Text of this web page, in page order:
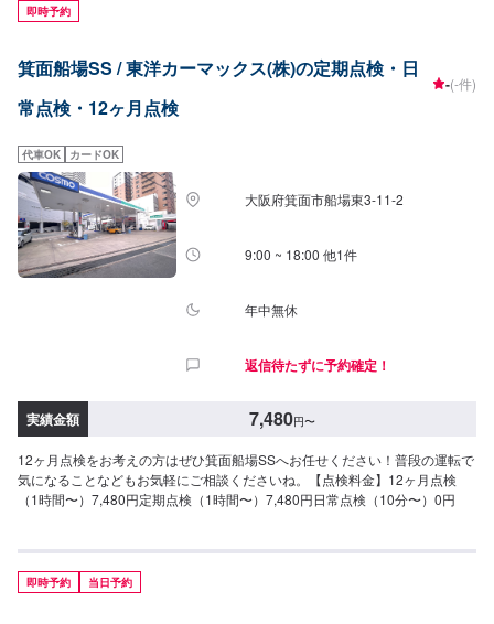
即時予約
箕面船場SS / 東洋カーマックス(株)の定期点検・日
常点検・12ヶ月点検
-(-件)
代車OK カードOK
大阪府箕面市船場東3-11-2
9:00 ~ 18:00 他1件
年中無休
返信待たずに予約確定！
実績金額 7,480円〜
12ヶ月点検をお考えの方はぜひ箕面船場SSへお任せください！普段の運転で
気になることなどもお気軽にご相談くださいね。【点検料金】12ヶ月点検
（1時間〜）7,480円定期点検（1時間〜）7,480円日常点検（10分〜）0円
即時予約 当日予約